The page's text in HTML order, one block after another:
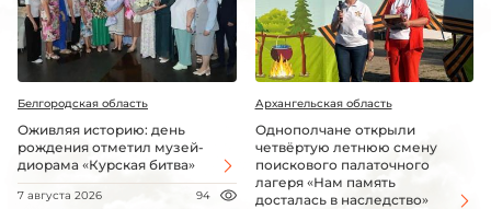
Белгородская область
Оживляя историю: день
рождения отметил музей-
диорама «Курская битва»
7 августа 2026 94
Архангельская область
Однополчане открыли
четвёртую летнюю смену
поискового палаточного
лагеря «Нам память
досталась в наследство»